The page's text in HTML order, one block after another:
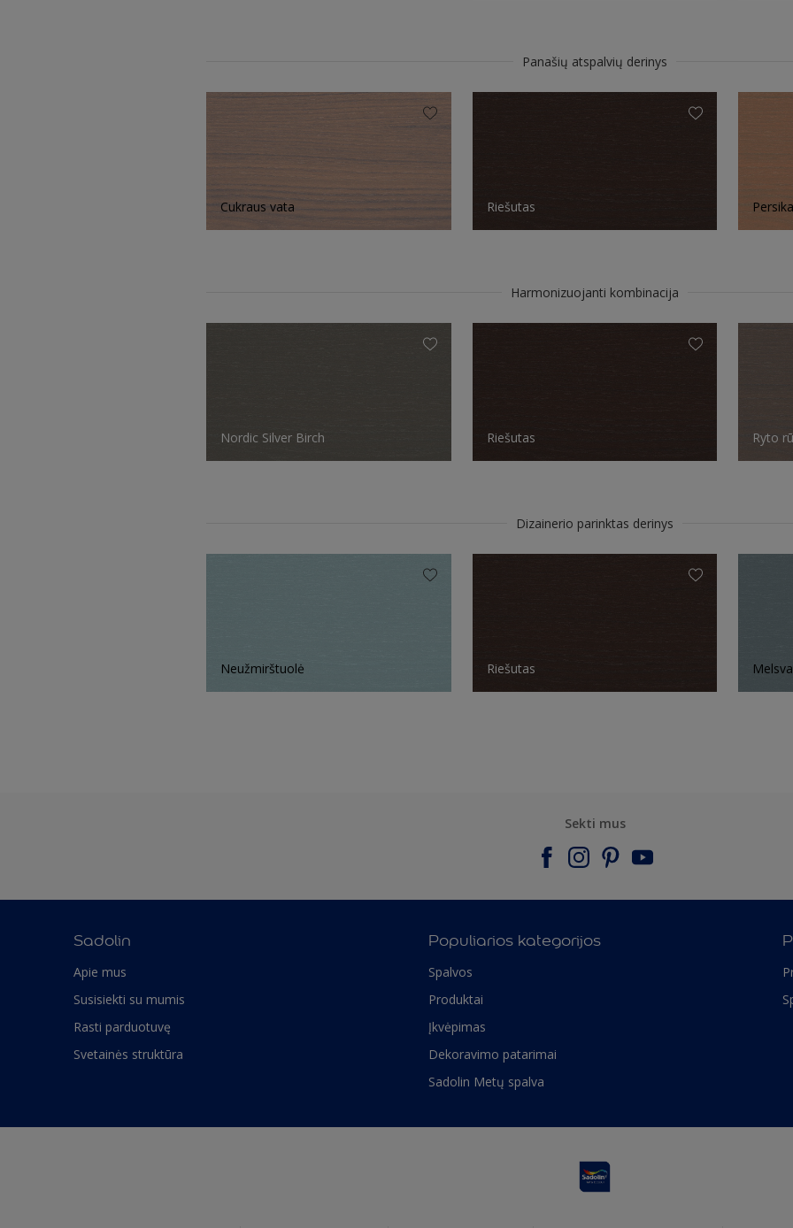
Panašių atspalvių derinys
Cukraus vata Riešutas
Harmonizuojanti kombinacija
Nordic Silver Birch Riešutas Ryto
Dizainerio parinktas derinys
Neužmirštuolė Riešutas
Sekti mus
Sadolin
Apie mus
Susisiekti su mumis
Rasti parduotuvę
Svetainės struktūra
Populiarios kategorijos
Spalvos
Produktai
Įkvėpimas
Dekoravimo patarimai
Sadolin Metų spalva